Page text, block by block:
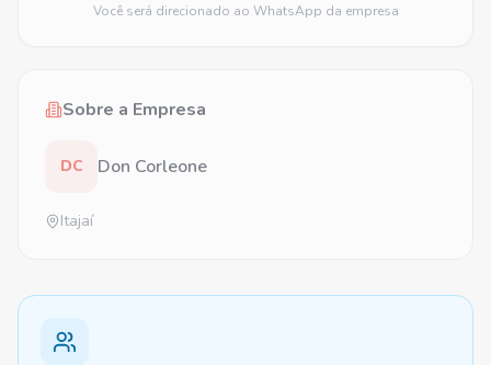
Você será direcionado ao WhatsApp da empresa
Sobre a Empresa
DC Don Corleone
Itajaí